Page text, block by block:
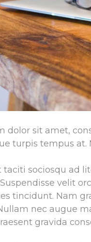
dolor sit amet,
turpis tempus
taciti sociosqu ad
velit
tincidunt. Nam
nec augue
gravida